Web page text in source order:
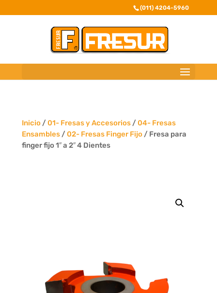
(011) 4204-5960
Inicio/ 01- Fresas y Accesorios/ 04- Fresas
Ensambles/ 02- Fresas Finger Fijo/ Fresa para
finger fijo 1″ a 2″ 4 Dientes